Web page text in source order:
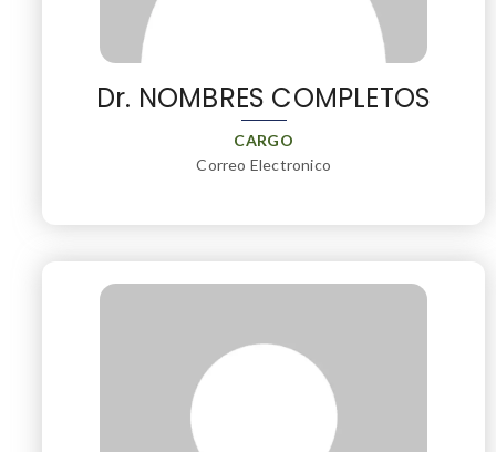
Dr. NOMBRES COMPLETOS
CARGO
Correo Electronico